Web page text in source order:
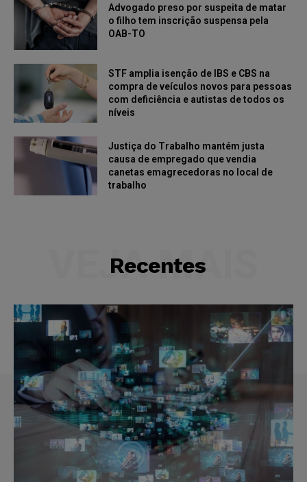
Advogado preso por suspeita de matar
o filho tem inscrição suspensa pela
OAB-TO
STF amplia isenção de IBS e CBS na
compra de veículos novos para pessoas
com deficiência e autistas de todos os
níveis
Justiça do Trabalho mantém justa
causa de empregado que vendia
canetas emagrecedoras no local de
trabalho
Recentes
VEJA MAIS